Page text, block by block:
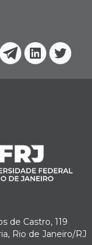
Telegram
Linkedin
de Castro, 119
Rio de Janeiro/RJ